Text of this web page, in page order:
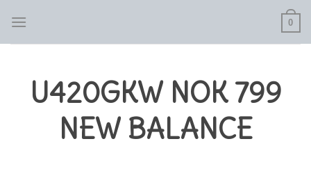
content
0
U420GKW NOK 799
NEW BALANCE